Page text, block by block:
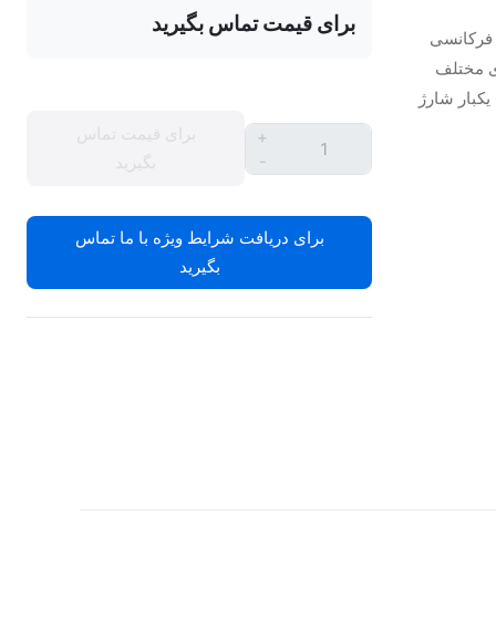
مختلف
با یکبار شارژ
برای قیمت تماس بگیرید
-
+
برای قیمت تماس
بگیرید
برای دریافت شرایط ویژه با ما تماس
بگیرید